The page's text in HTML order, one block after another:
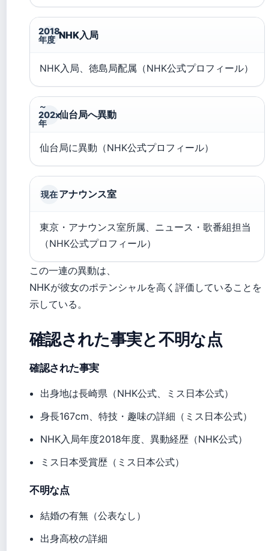
2018
年度 NHK入局
NHK入局、徳島局配属（NHK公式プロフィール）
～
202x
年
仙台局へ異動
仙台局に異動（NHK公式プロフィール）
現在アナウンス室
東京・アナウンス室所属、ニュース・歌番組担当
（NHK公式プロフィール）
この一連の異動は、
NHKが彼女のポテンシャルを高く評価していることを
示している。
確認された事実と不明な点
確認された事実
出身地は長崎県（NHK公式、ミス日本公式）
身長167cm、特技・趣味の詳細（ミス日本公式）
NHK入局年度2018年度、異動経歴（NHK公式）
ミス日本受賞歴（ミス日本公式）
不明な点
結婚の有無（公表なし）
出身高校の詳細